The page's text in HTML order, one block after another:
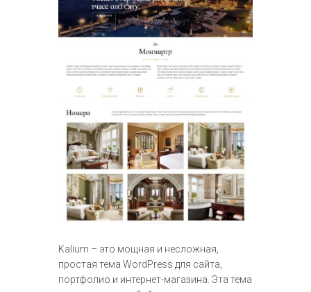
Kalium – это мощная и несложная,
простая тема WordPress для сайта,
портфолио и интернет-магазина. Эта тема